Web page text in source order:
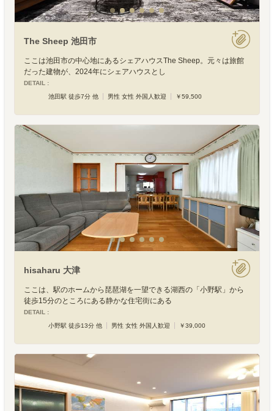
The Sheep 池田市
ここは池田市の中心地にあるシェアハウスThe Sheep。元々は旅館
だった建物が、2024年にシェアハウスとし
DETAIL :
池田駅 徒歩7分 他
男性 女性 外国人歓迎 ￥59,500
hisaharu 大津
ここは、駅のホームから琵琶湖を一望できる湖西の「小野駅」から
徒歩15分のところにある静かな住宅街にある
DETAIL :
小野駅 徒歩13分 他
男性 女性 外国人歓迎 ￥39,000